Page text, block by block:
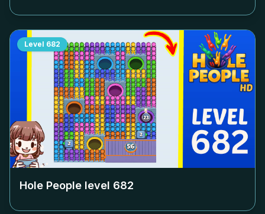
Level 682
Hole People level 682